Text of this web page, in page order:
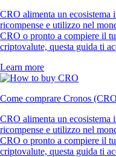
CRO alimenta un ecosistema
ricompense e utilizzo nel
CRO o pronto a compiere il
criptovalute, questa guida ti
Learn more
Come comprare Cronos
CRO alimenta un ecosistema
ricompense e utilizzo nel
CRO o pronto a compiere il
criptovalute, questa guida ti